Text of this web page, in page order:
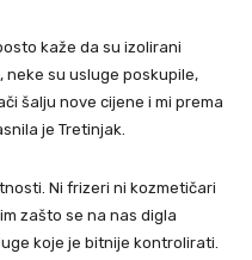
kaže da su izolirani
neke su usluge poskupile,
šalju nove cijene i mi prema
je Tretinjak.
Ni frizeri ni kozmetičari
zašto se na nas digla
koje je bitnije kontrolirati.